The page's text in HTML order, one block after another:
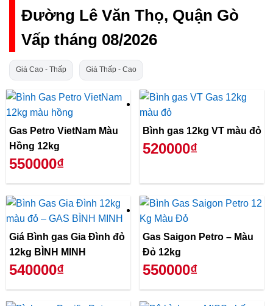
Đường Lê Văn Thọ, Quận Gò
Vấp tháng 08/2026
Giá Cao - Thấp Giá Thấp - Cao
Gas Petro VietNam Màu
Hồng 12kg
550000₫
Bình gas 12kg VT màu đỏ
520000₫
Giá Bình gas Gia Đình đỏ
12kg BÌNH MINH
540000₫
Gas Saigon Petro – Màu
Đỏ 12kg
550000₫